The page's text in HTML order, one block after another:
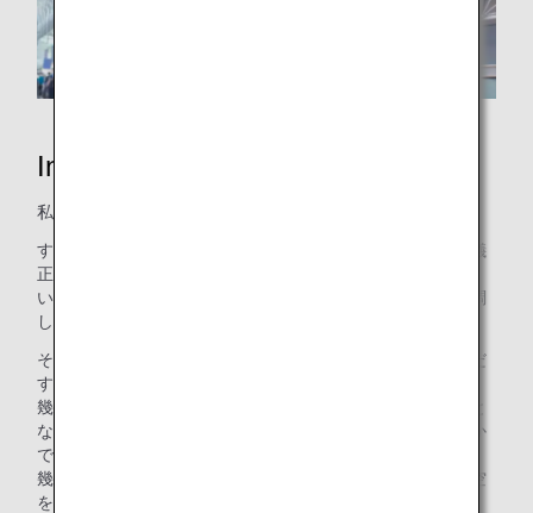
Inspiration of JAPAN
私たちは、いつも、「日本の心」を大切にしてきました。
すべてのお客さまに対して、誠実であり、謙虚であり、礼儀
正しくあること。
いかなる場合においても、丁寧な作業を心がけ、互いに協調
し、安全で正確な運航を確実なものにすること。
それだけではなく、私たちの中には、「新しい日本を創りだ
す」気概も、脈々と受け継がれています。
幾度となく立ちはだかる困難や制約にも、決して屈すること
なく、自分たちの手で、新しい空を開拓してきたのは、ほか
でもない、私たちANAです。
幾多の挑戦と試行錯誤を繰り返しながら、自由で魅力的な空
をつくりあげてきました。